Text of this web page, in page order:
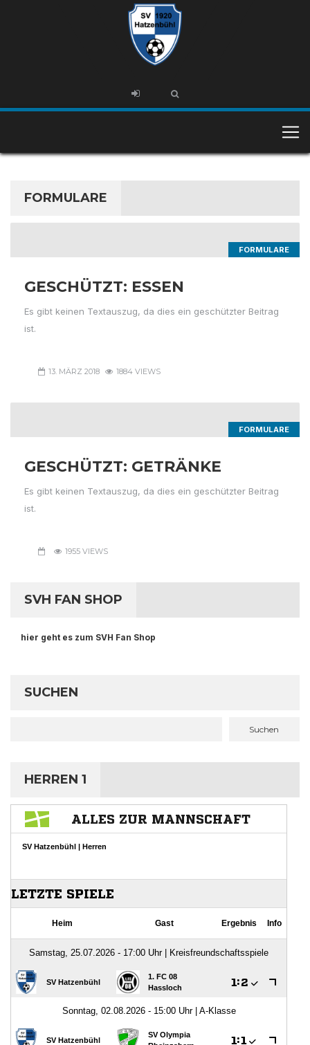
FORMULARE
FORMULARE
GESCHÜTZT: ESSEN
Es gibt keinen Textauszug, da dies ein geschützter Beitrag
ist.
13. MÄRZ 2018 1884 VIEWS
FORMULARE
GESCHÜTZT: GETRÄNKE
Es gibt keinen Textauszug, da dies ein geschützter Beitrag
ist.
1955 VIEWS
SVH FAN SHOP
hier geht es zum SVH Fan Shop
SUCHEN
Suchen
HERREN 1